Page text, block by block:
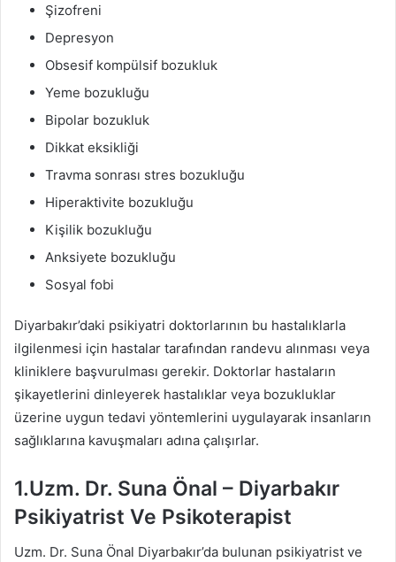
Şizofreni
Depresyon
Obsesif kompülsif bozukluk
Yeme bozukluğu
Bipolar bozukluk
Dikkat eksikliği
Travma sonrası stres bozukluğu
Hiperaktivite bozukluğu
Kişilik bozukluğu
Anksiyete bozukluğu
Sosyal fobi
Diyarbakır’daki psikiyatri doktorlarının bu hastalıklarla
ilgilenmesi için hastalar tarafından randevu alınması veya
kliniklere başvurulması gerekir. Doktorlar hastaların
şikayetlerini dinleyerek hastalıklar veya bozukluklar
üzerine uygun tedavi yöntemlerini uygulayarak insanların
sağlıklarına kavuşmaları adına çalışırlar.
1.Uzm. Dr. Suna Önal – Diyarbakır
Psikiyatrist Ve Psikoterapist
Uzm. Dr. Suna Önal Diyarbakır’da bulunan psikiyatrist ve